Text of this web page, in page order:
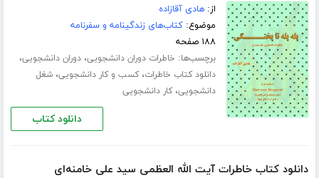
از:هادی آقازاده
موضوع:کتاب‌های زندگینامه و سفرنامه
۱۸۸ صفحه
برچسب‌ها: خاطرات دوران دانشجویی،دوران دانشجویی،
دانلود کتاب خاطرات،کسب و کار دانشجویی،شغل
دانشجویی،کار دانشجویی
دانلود کتاب
دانلود کتاب خاطرات آیت الله العظمی سید علی خامنه‌ای